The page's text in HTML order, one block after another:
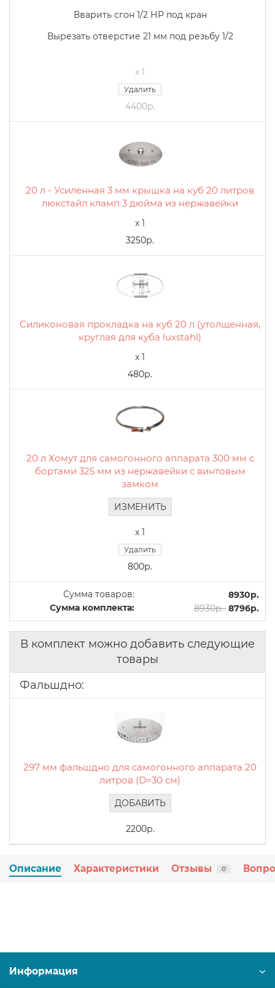
Вварить сгон 1/2 НР под кран
Вырезать отверстие 21 мм под резьбу 1/2
x 1
Удалить
4400р.
20 л - Усиленная 3 мм крышка на куб 20 литров
люкстайл кламп 3 дюйма из нержавейки
x 1
3250р.
Силиконовая прокладка на куб 20 л (утолщенная,
круглая для куба luxstahl)
x 1
480р.
20 л Хомут для самогонного аппарата 300 мм с
бортами 325 мм из нержавейки с винтовым
замком
ИЗМЕНИТЬ
x 1
Удалить
800р.
Сумма товаров:
8930р.
Сумма комплекта:
8930р. 8796р.
В комплект можно добавить следующие
товары
Фальшдно:
297 мм фальшдно для самогонного аппарата 20
литров (D=30 см)
ДОБАВИТЬ
2200р.
Описание Характеристики Отзывы 0
Информация